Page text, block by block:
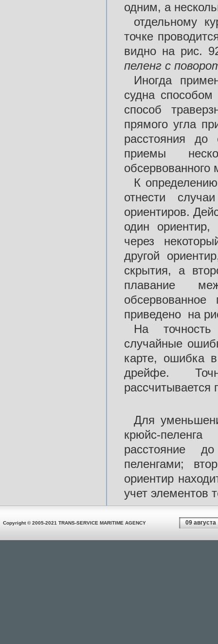
одним, а
отдельному
точке
видно на рис.
пеленг с
Иногда
судна способом
способ
прямого угла
расстояния до
приемы
обсервованного
К
отнести
ориентиров.
один
через
другой
скрытия, а
плавание
приведено на
На точность
случайные
карте, ошибка
дрейфе.
Для
крюйс-
расстояние
пеленгами;
ориентир
учет элементов
Copyright © 2005-2021 TRANS-SERVICE MARITIME AGENCY 09 августа